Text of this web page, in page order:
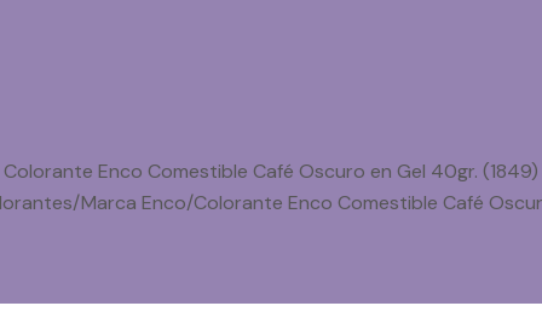
Colorante Enco Comestible Café Oscuro en Gel 40gr. (1849)
/Marca Enco/Colorante Enco Comestible Café